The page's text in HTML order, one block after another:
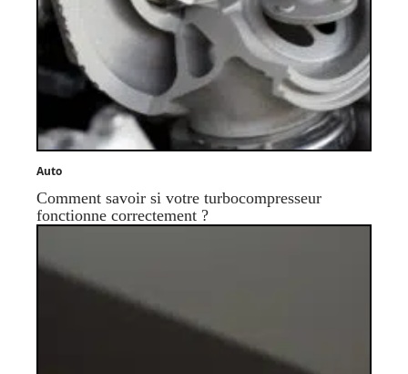
Auto
Comment savoir si votre turbocompresseur
fonctionne correctement ?